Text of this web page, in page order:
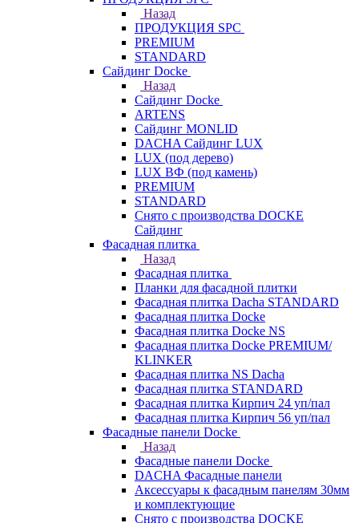
Назад
ПРОДУКЦИЯ SPC
PREMIUM
STANDARD
Сайдинг Docke
Назад
Сайдинг Docke
ARTENS
Cайдинг MONLID
DACHA Сайдинг LUX
LUX (под дерево)
LUX ВФ (под камень)
PREMIUM
STANDARD
Снято с производства DOCKE
Сайдинг
Фасадная плитка
Назад
Фасадная плитка
Планки для фасадной плитки
Фасадная плитка Dacha STANDARD
Фасадная плитка Docke
Фасадная плитка Docke NS
Фасадная плитка Docke PREMIUM/
KLINKER
Фасадная плитка NS Dacha
Фасадная плитка STANDARD
Фасадная плитка Кирпич 24 уп/пал
Фасадная плитка Кирпич 56 уп/пал
Фасадные панели Docke
Назад
Фасадные панели Docke
DACHA Фасадные панели
Аксессуары к фасадным панелям 30мм
и комплектующие
Снято с производства DOCKE